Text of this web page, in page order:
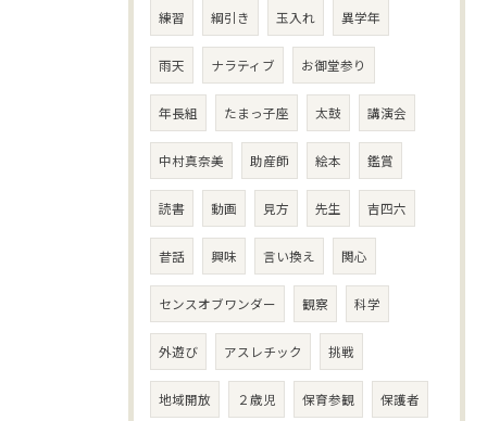
練習 綱引き 玉入れ 異学年
雨天 ナラティブ お御堂参り
年長組 たまっ子座 太鼓 講演会
中村真奈美 助産師 絵本 鑑賞
読書 動画 見方 先生 吉四六
昔話 興味 言い換え 関心
センスオブワンダー 観察 科学
外遊び アスレチック 挑戦
地域開放 ２歳児 保育参観 保護者